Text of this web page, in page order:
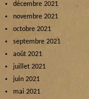
décembre 2021
novembre 2021
octobre 2021
septembre 2021
août 2021
juillet 2021
juin 2021
mai 2021